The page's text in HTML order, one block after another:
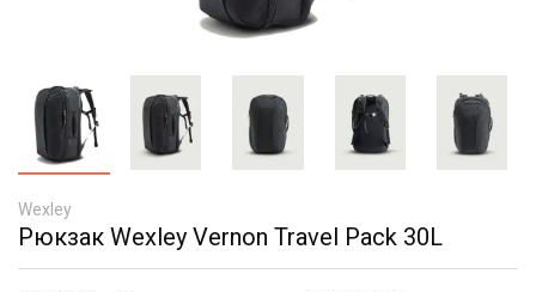
Wexley
Рюкзак Wexley Vernon Travel Pack 30L